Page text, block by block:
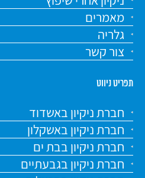
מאמרים
גלריה
צור קשר
תפריט ניווט
חברת ניקיון באשדוד
חברת ניקיון באשקלון
חברת ניקיון בבת ים
חברת ניקיון בגבעתיים